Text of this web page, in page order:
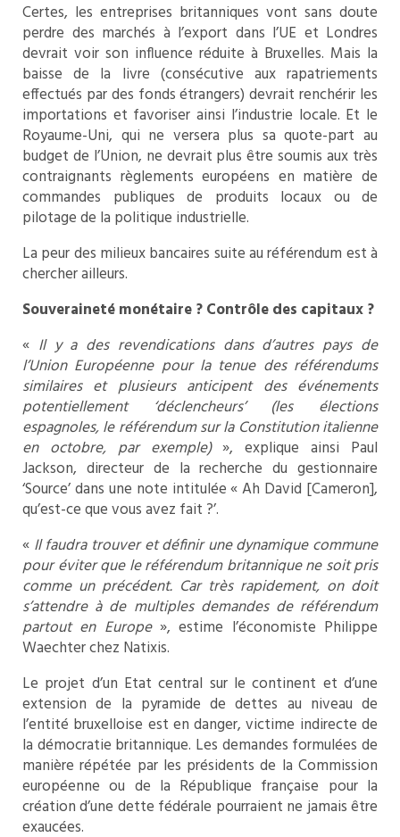
Certes, les entreprises britanniques vont sans doute
perdre des marchés à l’export dans l’UE et Londres
devrait voir son influence réduite à Bruxelles. Mais la
baisse de la livre (consécutive aux rapatriements
effectués par des fonds étrangers) devrait renchérir les
importations et favoriser ainsi l’industrie locale. Et le
Royaume-Uni, qui ne versera plus sa quote-part au
budget de l’Union, ne devrait plus être soumis aux très
contraignants règlements européens en matière de
commandes publiques de produits locaux ou de
pilotage de la politique industrielle.
La peur des milieux bancaires suite au référendum est à
chercher ailleurs.
Souveraineté monétaire ? Contrôle des capitaux ?
« Il y a des revendications dans d’autres pays de
l’Union Européenne pour la tenue des référendums
similaires et plusieurs anticipent des événements
potentiellement ‘déclencheurs’ (les élections
espagnoles, le référendum sur la Constitution italienne
en octobre, par exemple)», explique ainsi Paul
Jackson, directeur de la recherche du gestionnaire
‘Source’ dans une note intitulée « Ah David [Cameron],
qu’est-ce que vous avez fait ?’.
« Il faudra trouver et définir une dynamique commune
pour éviter que le référendum britannique ne soit pris
comme un précédent. Car très rapidement, on doit
s’attendre à de multiples demandes de référendum
partout en Europe », estime l’économiste Philippe
Waechter chez Natixis.
Le projet d’un Etat central sur le continent et d’une
extension de la pyramide de dettes au niveau de
l’entité bruxelloise est en danger, victime indirecte de
la démocratie britannique. Les demandes formulées de
manière répétée par les présidents de la Commission
européenne ou de la République française pour la
création d’une dette fédérale pourraient ne jamais être
exaucées.